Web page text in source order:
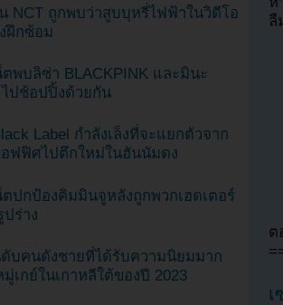
ลื
ต
NCT ถูกพบว่าสูบบุหรี่ไฟฟ้าในวิดีโอ
ฝึกซ้อม
ตพบลิซ่า BLACKPINK และมินะ
ไปช้อปปิ้งด้วยกัน
Label กำลังเล็งที่จะแยกตัวจาก
อฟฟิศไปตึกใหม่ในฮันนัมดง
ตปกป้องคิมมินจูหลังถูกพวกเฮดเตอร์
ร่าง
บคนดังชายที่ได้รับความนิยมมาก
เกย์ในเกาหลีใต้ของปี 2023